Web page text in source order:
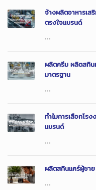
จ้างผลิตอาหารเส
ตรงใจแบรนด์
...
ผลิตครีม ผลิตสกิน
มาตรฐาน
...
ทำไมการเลือกโร
แบรนด์
...
ผลิตสกินแคร์ผู้ชา
...